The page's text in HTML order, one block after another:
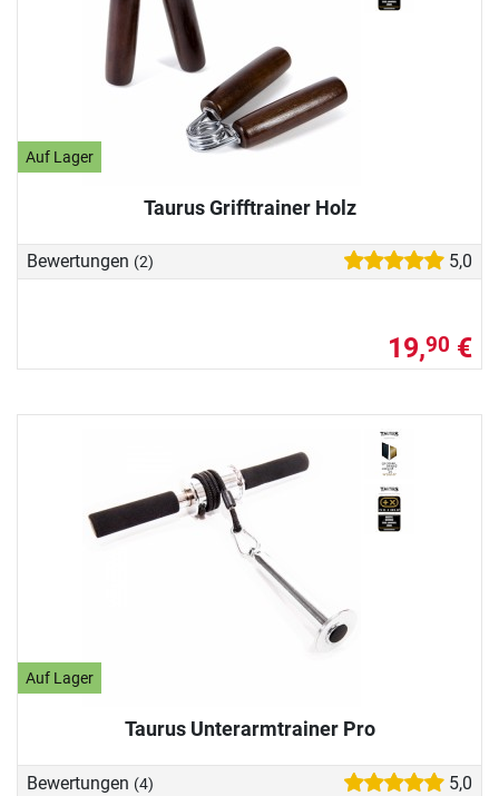
Auf Lager
Taurus Grifftrainer Holz
Bewertungen (2) 5,0
19,90 €
Auf Lager
Taurus Unterarmtrainer Pro
Bewertungen (4) 5,0